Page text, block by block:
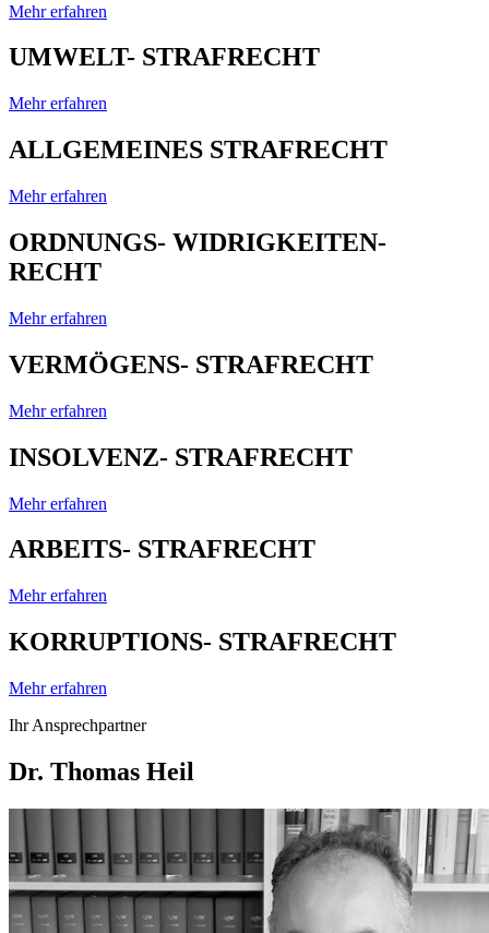
Mehr erfahren
UMWELT- STRAFRECHT
Mehr erfahren
ALLGEMEINES STRAFRECHT
Mehr erfahren
ORDNUNGS- WIDRIGKEITEN-
RECHT
Mehr erfahren
VERMÖGENS- STRAFRECHT
Mehr erfahren
INSOLVENZ- STRAFRECHT
Mehr erfahren
ARBEITS- STRAFRECHT
Mehr erfahren
KORRUPTIONS- STRAFRECHT
Mehr erfahren
Ihr Ansprechpartner
Dr. Thomas Heil